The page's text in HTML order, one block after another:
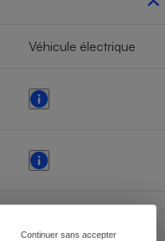
Continuer sans accepter
Véhicule électrique